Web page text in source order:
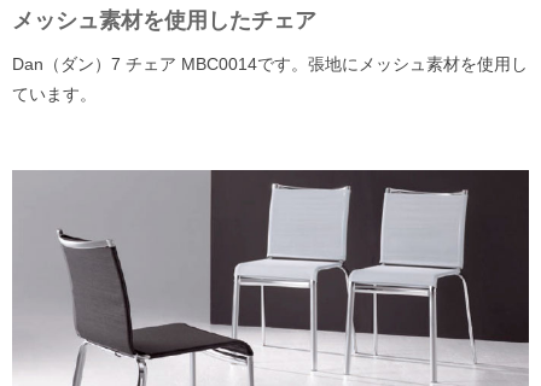
メッシュ素材を使用したチェア
Dan（ダン）7 チェア MBC0014です。張地にメッシュ素材を使用し
ています。